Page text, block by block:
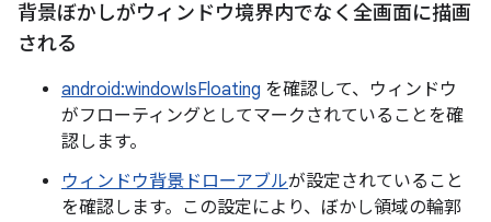
背景ぼかしがウィンドウ境界内でなく全画面に描画
される
android:windowIsFloating を確認して、ウィンドウ
がフローティングとしてマークされていることを確
認します。
ウィンドウ背景ドローアブルが設定されていること
を確認します。この設定により、ぼかし領域の輪郭